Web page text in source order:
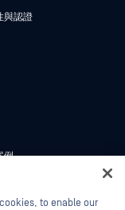
與認證
例
to enable our